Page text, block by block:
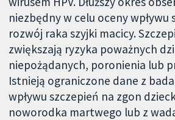
niezbędny w celu oceny wpływu
rozwój raka szyjki macicy.
zwiększają ryzyka poważnych
niepożądanych, poronienia lub
Istnieją ograniczone dane z
wpływu szczepień na zgon
noworodka martwego lub z